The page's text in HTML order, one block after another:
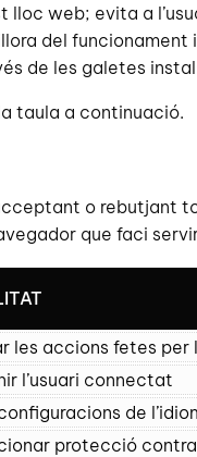
lloc web; evita a
del funcionament
de les galetes
taula a continuació.
o rebutjant
que faci
les accions fetes per
l’usuari connectat
de
protecció